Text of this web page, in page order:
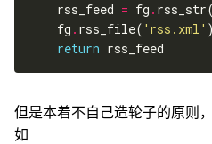
    rss_feed
= fg .
    fg
. rss_file( 'rss.xml'
return
但是本着不自己造轮子的原则
如